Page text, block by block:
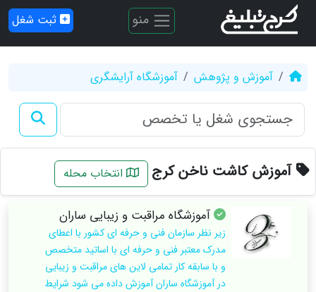
منو ثبت شغل
آموزش و پژوهش آموزشگاه آرایشگری
آموزش کاشت ناخن کرج انتخاب محله
آموزشگاه مراقبت و زیبایی ساران
زیر نظر سازمان فنی و حرفه ای کشور با اعطای
مدرک معتبر فنی و حرفه ای با اساتید متخصص
و با سابقه کار تمامی لاین های مراقبت و زیبایی
در آموزشگاه ساران آموزش داده می شود شرایط